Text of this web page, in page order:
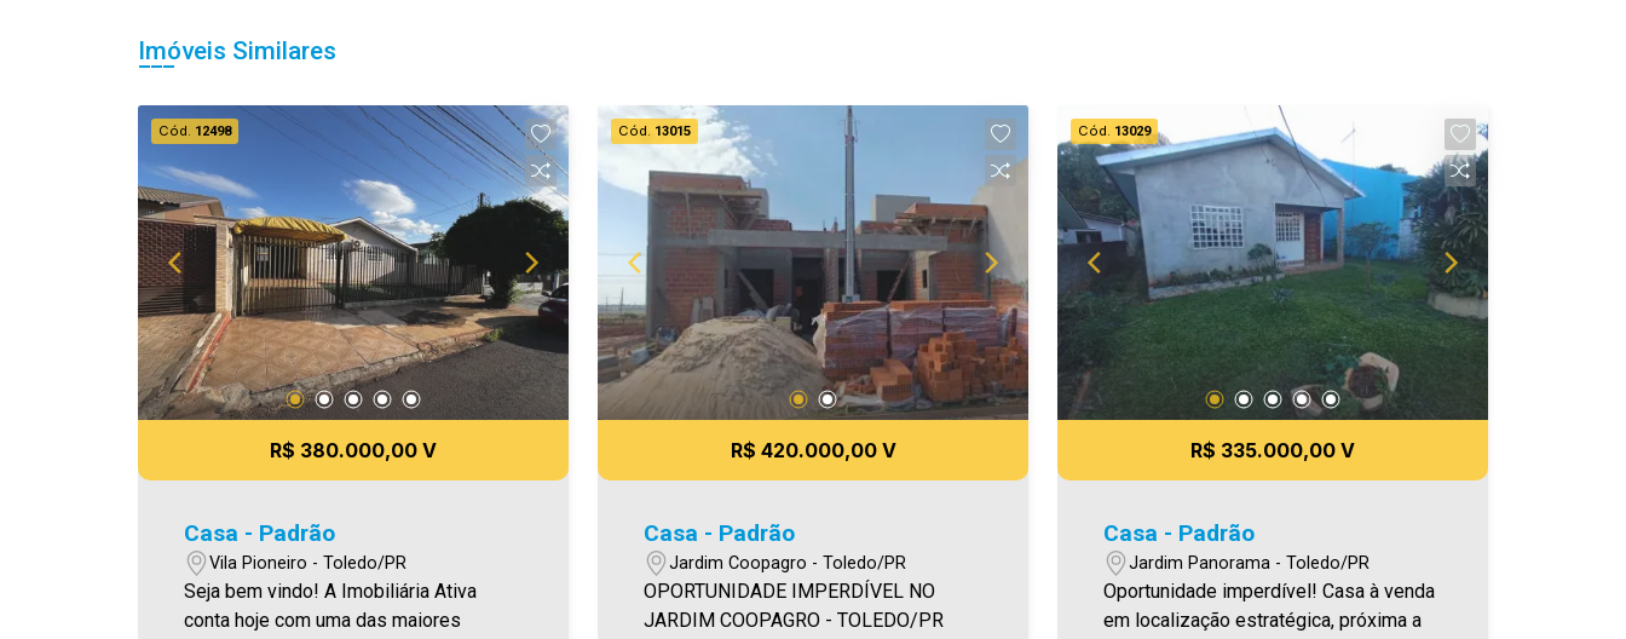
Imóveis Similares
Cód. 12498
R$ 380.000,00 V
Casa - Padrão
Vila Pioneiro - Toledo/PR
Seja bem vindo! A Imobiliária Ativa
conta hoje com uma das maiores
Cód. 13015
R$ 420.000,00 V
Casa - Padrão
Jardim Coopagro - Toledo/PR
OPORTUNIDADE IMPERDÍVEL NO
JARDIM COOPAGRO - TOLEDO/PR
Cód. 13029
R$ 335.000,00 V
Casa - Padrão
Jardim Panorama - Toledo/PR
Oportunidade imperdível! Casa à venda
em localização estratégica, próxima a